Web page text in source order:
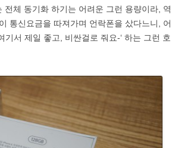
체 동기화 하기는 어려운 그런 용량이라, 역
통신요금을 따져가며 언락폰을 샀다느니, 어
서 제일 좋고, 비싼걸로 줘요-‘ 하는 그런 호